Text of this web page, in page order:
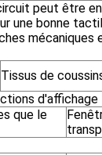
peut être
une bonne
mécaniques
Tissus de
d'affichage
que le